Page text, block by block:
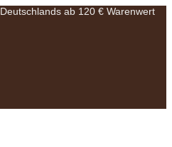
ab 120 € Warenwert